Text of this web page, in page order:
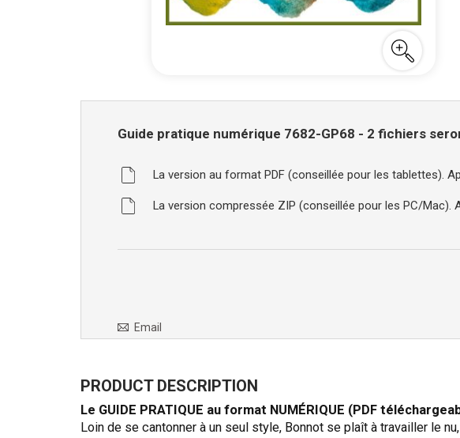
beginningpratique
7682-
GP68
-
fichiers
votre
disposition
Guide pratique numérique 7682-GP68 - 2 fichiers
La version au format PDF (conseillée pour les tablettes).
La version compressée ZIP (conseillée pour les PC/Mac).
Email
PRODUCT DESCRIPTION
Le GUIDE PRATIQUE au format NUMÉRIQUE (PDF
Loin de se cantonner à un seul style, Bonnot se plaît à travailler le